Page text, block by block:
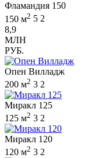
Фламандия 150
150 м2 5 2
8,9
МЛН
РУБ.
Опен Вилладж
200 м2 3 2
Миракл 125
125 м2 3 2
Миракл 120
120 м2 3 2